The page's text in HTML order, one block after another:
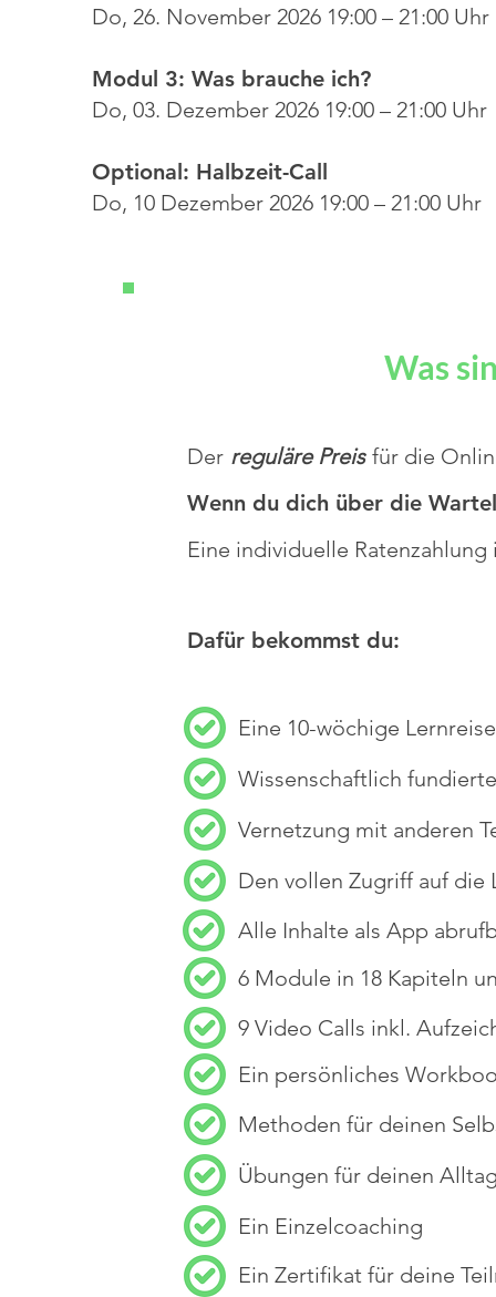
Do, 26. November 2026 19:00 – 21:00 Uhr
Modul 3: Was brauche ich?
Do, 03. Dezember 2026 19:00 – 21:00 Uhr
Optional: Halbzeit-Call
Do, 10 Dezember 2026 19:00 – 21:00 Uhr
Was
Der reguläre Preis für die
Wenn du dich über die
Eine individuelle
Dafür bekommst du:
Eine 10-wöchige Lernreise
Wissenschaftlich
Vernetzung mit anderen
Den vollen Zugriff auf die
Alle Inhalte als App
6 Module in 18 Kapiteln
9 Video Calls inkl.
Ein persönliches
Methoden für deinen
Übungen für deinen
Ein Einzelcoaching
Ein Zertifikat für deine